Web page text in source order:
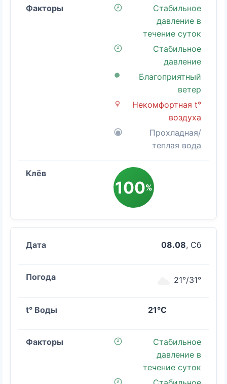
Стабильное
давление в
течение суток
Стабильное
давление
Благоприятный
ветер
Некомфортная t°
воздуха
Прохладная/
теплая вода
100%
08.08, Сб
21°/31°
21°C
Стабильное
давление в
течение суток